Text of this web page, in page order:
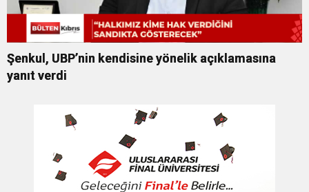
Şenkul, UBP’nin kendisine yönelik açıklamasına
yanıt verdi